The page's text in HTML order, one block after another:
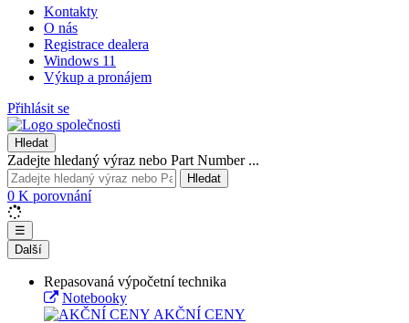
Kontakty
O nás
Registrace dealera
Windows 11
Výkup a pronájem
Přihlásit se
Hledat
Zadejte hledaný výraz nebo Part Number ...
Hledat
0 K porovnání
☰
Další
Repasovaná výpočetní technika
Notebooky
AKČNÍ CENY